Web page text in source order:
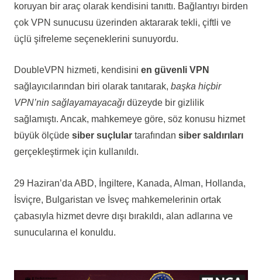
koruyan bir araç olarak kendisini tanıttı. Bağlantıyı birden
çok VPN sunucusu üzerinden aktararak tekli, çiftli ve
üçlü şifreleme seçeneklerini sunuyordu.
DoubleVPN hizmeti, kendisini en güvenli VPN
sağlayıcılarından biri olarak tanıtarak, başka hiçbir
VPN’nin sağlayamayacağıdüzeyde bir gizlilik
sağlamıştı. Ancak, mahkemeye göre, söz konusu hizmet
büyük ölçüde siber suçlulartarafından siber saldırıları
gerçekleştirmek için kullanıldı.
29 Haziran’da ABD, İngiltere, Kanada, Alman, Hollanda,
İsviçre, Bulgaristan ve İsveç mahkemelerinin ortak
çabasıyla hizmet devre dışı bırakıldı, alan adlarına ve
sunucularına el konuldu.